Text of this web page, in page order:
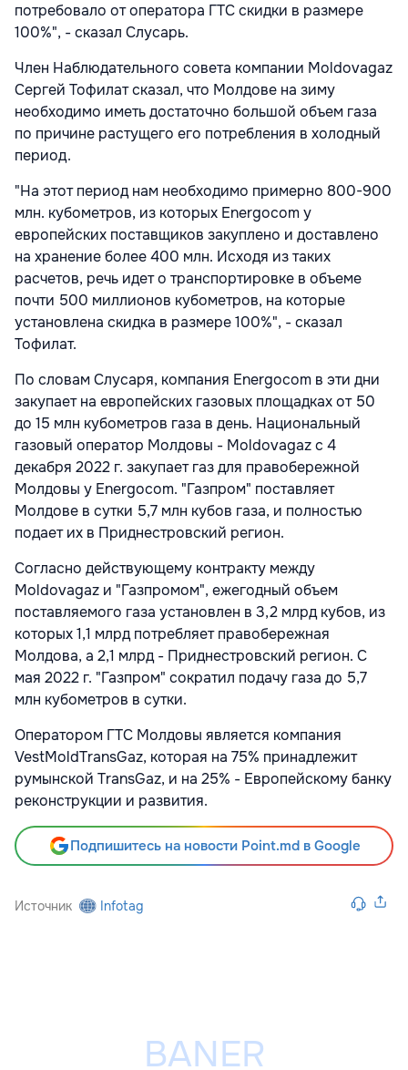
потребовало от оператора ГТС скидки в размере
100%", - сказал Слусарь.
Член Наблюдательного совета компании Moldovagaz
Сергей Тофилат сказал, что Молдове на зиму
необходимо иметь достаточно большой объем газа
по причине растущего его потребления в холодный
период.
"На этот период нам необходимо примерно 800-900
млн. кубометров, из которых Energocom у
европейских поставщиков закуплено и доставлено
на хранение более 400 млн. Исходя из таких
расчетов, речь идет о транспортировке в объеме
почти 500 миллионов кубометров, на которые
установлена скидка в размере 100%", - сказал
Тофилат.
По словам Слусаря, компания Energocom в эти дни
закупает на европейских газовых площадках от 50
до 15 млн кубометров газа в день. Национальный
газовый оператор Молдовы - Moldovagaz с 4
декабря 2022 г. закупает газ для правобережной
Молдовы у Energocom. "Газпром" поставляет
Молдове в сутки 5,7 млн кубов газа, и полностью
подает их в Приднестровский регион.
Согласно действующему контракту между
Moldovagaz и "Газпромом", ежегодный объем
поставляемого газа установлен в 3,2 млрд кубов, из
которых 1,1 млрд потребляет правобережная
Молдова, а 2,1 млрд - Приднестровский регион. С
мая 2022 г. "Газпром" сократил подачу газа до 5,7
млн кубометров в сутки.
Оператором ГТС Молдовы является компания
VestMoldTransGaz, которая на 75% принадлежит
румынской TransGaz, и на 25% - Европейскому банку
реконструкции и развития.
Подпишитесь на новости Point.md в Google
Источник Infotag